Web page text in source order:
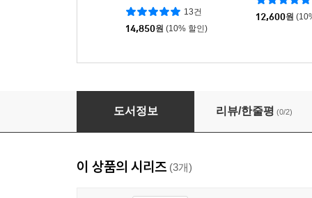
13건
14,850원 (10% 할인)
12,600원
New Plus Grammar 2
도서정보 리뷰/한줄평 (0/2)
이 상품의 시리즈 (3개)